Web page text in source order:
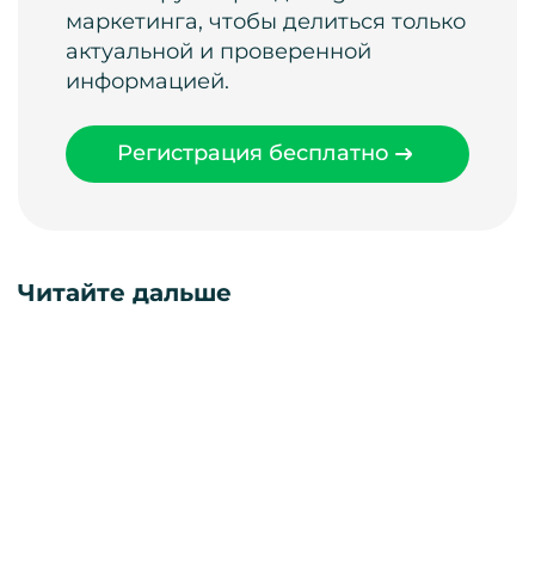
маркетинга, чтобы делиться только
актуальной и проверенной
информацией.
Регистрация бесплатно
Читайте дальше